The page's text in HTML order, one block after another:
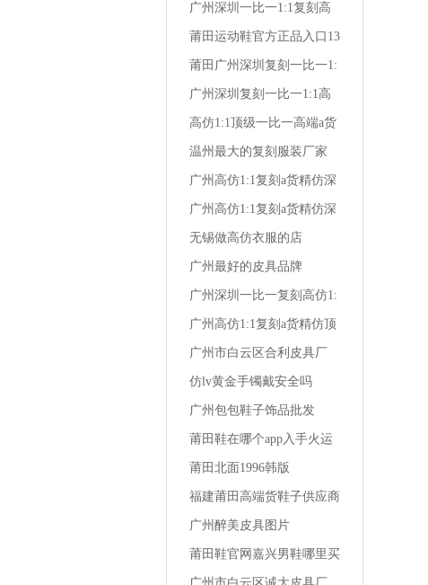
仿1:1复刻潮牌男装卡其
广州深圳一比一1:1复刻高
仿a货精仿时尚男装夏衬衫
莆田运动鞋官方正品入口13
岁 女生 运动鞋
莆田广州深圳复刻一比一1:
1高仿a货精仿卡帝琼斯男装
广州深圳复刻一比一1:1高
仿a货精仿汉唐男装服饰女
装
高仿1:1顶级一比一高端a货
精仿深圳复刻广州风尚牛仔
大牌男装
温州最大的复刻服装厂家
广州高仿1:1复刻a货精仿深
圳顶级一比一株洲经典保罗
男装店
广州高仿1:1复刻a货精仿深
圳一比一野牦牛潮流男装
无锡做高仿衣服的店
广州最好的皮具品牌
广州深圳一比一复刻高仿1:
1a货精仿夏季男装 t恤潮流
广州高仿1:1复刻a货精仿顶
级一比一成都lv男装专卖店
广州市白云区合利皮具厂
仿lv黄金手镯戴安全吗
广州包包鞋子饰品批发
莆田鞋在哪个app入手火运
动鞋男
莆田北面1996韩版
福建莆田高端货鞋子供应商
女生买1千多的鞋
广州醉美皮具图片
莆田鞋官网嘉兴男鞋哪里买